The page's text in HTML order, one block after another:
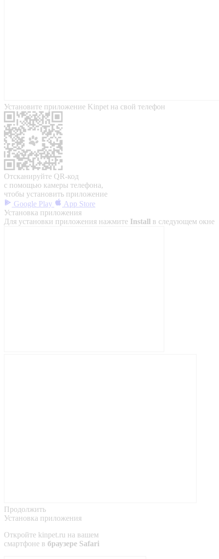
Установите приложение Kinpet на свой телефон
Отсканируйте QR-код
с помощью камеры телефона,
чтобы установить приложение
Google Play
App Store
Установка приложения
Для установки приложения нажмите Install в следующем окне
Продолжить
Установка приложения
Откройте kinpet.ru на вашем
смартфоне в браузере Safari